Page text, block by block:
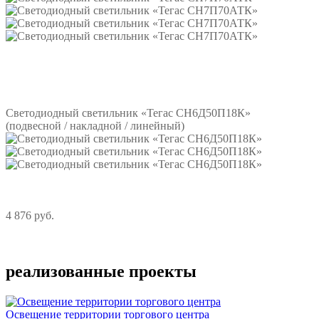
Светодиодный светильник «Тегас СН6Д50П18К»
(подвесной / накладной / линейный)
4 876 руб.
реализованные проекты
Освещение территории торгового центра